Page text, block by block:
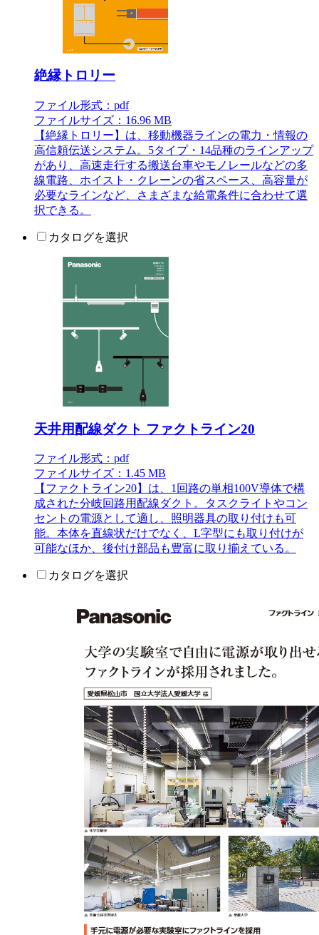
絶縁トロリー
ファイル形式：pdf
ファイルサイズ：16.96 MB
【絶縁トロリー】は、移動機器ラインの電力・情報の
高信頼伝送システム。5タイプ・14品種のラインアップ
があり、高速走行する搬送台車やモノレールなどの多
線電路、ホイスト・クレーンの省スペース、高容量が
必要なラインなど、さまざまな給電条件に合わせて選
択できる。
カタログを選択
天井用配線ダクト ファクトライン20
ファイル形式：pdf
ファイルサイズ：1.45 MB
【ファクトライン20】は、1回路の単相100V導体で構
成された分岐回路用配線ダクト。タスクライトやコン
セントの電源として適し、照明器具の取り付けも可
能。本体を直線状だけでなく、L字型にも取り付けが
可能なほか、後付け部品も豊富に取り揃えている。
カタログを選択